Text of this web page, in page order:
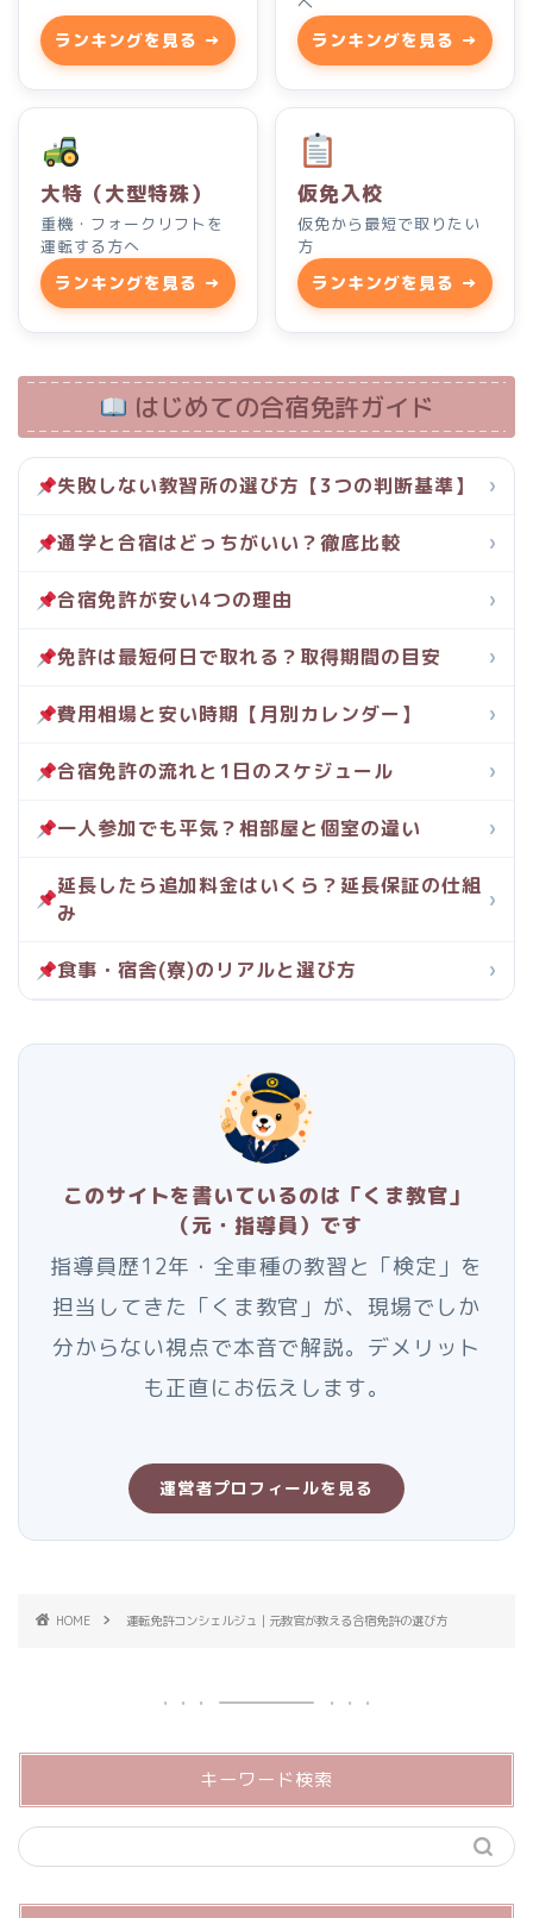
ランキングを見る → ランキングを見る →
大特（大型特殊）
重機・フォークリフトを
運転する方へ
ランキングを見る →
仮免入校
仮免から最短で取りたい
方
ランキングを見る →
はじめての合宿免許ガイド
失敗しない教習所の選び方【3つの判断基準】 ›
通学と合宿はどっちがいい？徹底比較 ›
合宿免許が安い4つの理由 ›
免許は最短何日で取れる？取得期間の目安 ›
費用相場と安い時期【月別カレンダー】 ›
合宿免許の流れと1日のスケジュール ›
一人参加でも平気？相部屋と個室の違い ›
延長したら追加料金はいくら？延長保証の仕組
み
›
食事・宿舎(寮)のリアルと選び方 ›
このサイトを書いているのは「くま教官」
（元・指導員）です
指導員歴12年・全車種の教習と「検定」を
担当してきた「くま教官」が、現場でしか
分からない視点で本音で解説。デメリット
も正直にお伝えします。
運営者プロフィールを見る
HOME 運転免許コンシェルジュ｜元教官が教える合宿免許の選び方
キーワード検索